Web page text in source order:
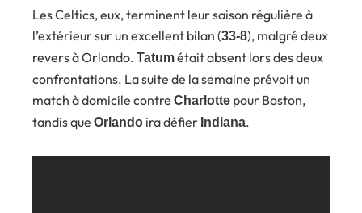
Les Celtics, eux, terminent leur saison régulière à
l’extérieur sur un excellent bilan (33-8), malgré deux
revers à Orlando. Tatumétait absent lors des deux
confrontations. La suite de la semaine prévoit un
match à domicile contre Charlotte pour Boston,
tandis que Orlando ira défier Indiana.